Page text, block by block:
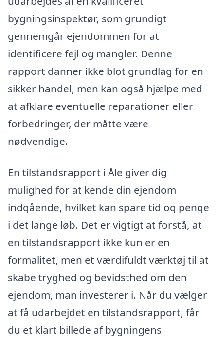
bygningsinspektør, som grundigt
gennemgår ejendommen for at
identificere fejl og mangler. Denne
rapport danner ikke blot grundlag for en
sikker handel, men kan også hjælpe med
at afklare eventuelle reparationer eller
forbedringer, der måtte være
nødvendige.
En tilstandsrapport i Åle giver dig
mulighed for at kende din ejendom
indgående, hvilket kan spare tid og penge
i det lange løb. Det er vigtigt at forstå, at
en tilstandsrapport ikke kun er en
formalitet, men et værdifuldt værktøj til at
skabe tryghed og bevidsthed om den
ejendom, man investerer i. Når du vælger
at få udarbejdet en tilstandsrapport, får
du et klart billede af bygningens